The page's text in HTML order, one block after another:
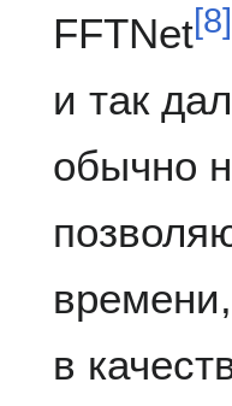
FFTNet[8]
и так
обычно
в